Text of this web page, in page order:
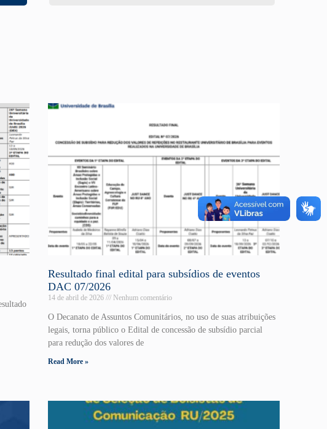
Resultado final edital para subsídios de eventos
DAC 07/2026
14 de abril de 2026 Nenhum comentário
O Decanato de Assuntos Comunitários, no uso de suas atribuições
legais, torna público o Edital de concessão de subsídio parcial
para redução dos valores de
Read More »